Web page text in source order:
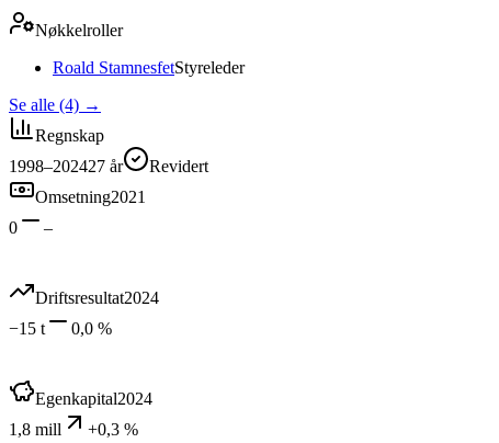
Nøkkelroller
Roald StamnesfetStyreleder
Se alle (4) →
Regnskap
1998–202427 år
Revidert
Omsetning2021
0
–
Driftsresultat2024
−15 t
0,0 %
Egenkapital2024
1,8 mill
+0,3 %